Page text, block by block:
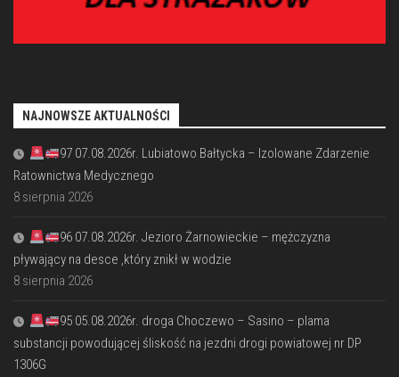
NAJNOWSZE AKTUALNOŚCI
97 07.08.2026r. Lubiatowo Bałtycka – Izolowane Zdarzenie
Ratownictwa Medycznego
8 sierpnia 2026
96 07.08.2026r. Jezioro Żarnowieckie – mężczyzna
pływający na desce ,który znikł w wodzie
8 sierpnia 2026
95 05.08.2026r. droga Choczewo – Sasino – plama
substancji powodującej śliskość na jezdni drogi powiatowej nr DP
1306G